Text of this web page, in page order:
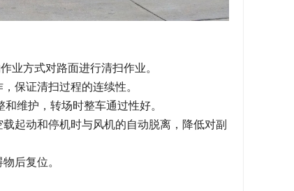
业方式对路面进行清扫作业。
保证清扫过程的连续性。
维护，转场时整车通过性好。
起动和停机时与风机的自动脱离，降低对副
后复位。